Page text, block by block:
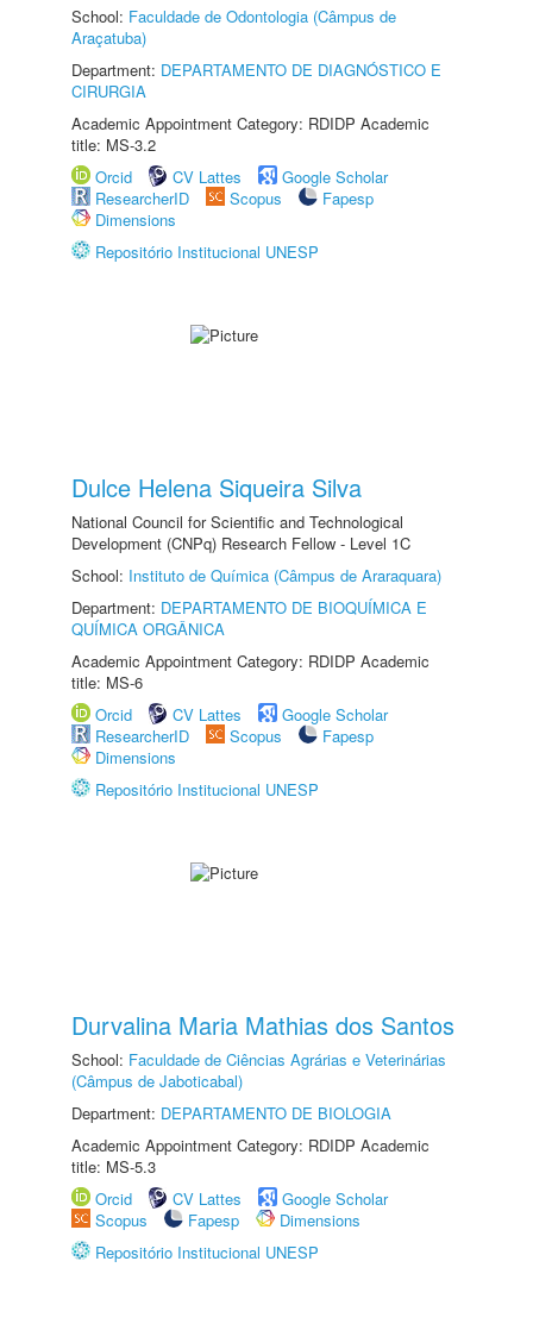
School: Faculdade de Odontologia (Câmpus de
Araçatuba)
Department: DEPARTAMENTO DE DIAGNÓSTICO E
CIRURGIA
Academic Appointment Category: RDIDP Academic
title: MS-3.2
Orcid
CV Lattes
Google Scholar
ResearcherID
Scopus
Fapesp
Dimensions
Repositório Institucional UNESP
Dulce Helena Siqueira Silva
National Council for Scientific and Technological
Development (CNPq) Research Fellow - Level 1C
School: Instituto de Química (Câmpus de Araraquara)
Department: DEPARTAMENTO DE BIOQUÍMICA E
QUÍMICA ORGÂNICA
Academic Appointment Category: RDIDP Academic
title: MS-6
Orcid
CV Lattes
Google Scholar
ResearcherID
Scopus
Fapesp
Dimensions
Repositório Institucional UNESP
Durvalina Maria Mathias dos Santos
School: Faculdade de Ciências Agrárias e Veterinárias
(Câmpus de Jaboticabal)
Department: DEPARTAMENTO DE BIOLOGIA
Academic Appointment Category: RDIDP Academic
title: MS-5.3
Orcid
CV Lattes
Google Scholar
Scopus
Fapesp
Dimensions
Repositório Institucional UNESP